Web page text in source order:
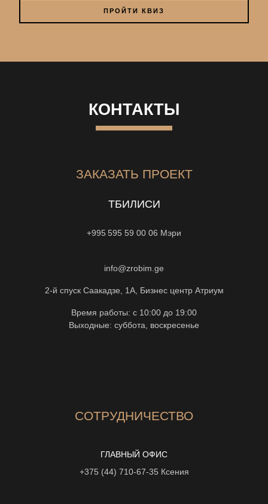
ПРОЙТИ КВИЗ
КОНТАКТЫ
ЗАКАЗАТЬ ПРОЕКТ
ТБИЛИСИ
+995 595 59 00 06 Мэри
info@zrobim.ge
2-й спуск Саакадзе, 1А, Бизнес центр Атриум
Время работы: с 10:00 до 19:00
Выходные: суббота, воскресенье
СОТРУДНИЧЕСТВО
ГЛАВНЫЙ ОФИС
+375 (44) 710-67-35 Ксения